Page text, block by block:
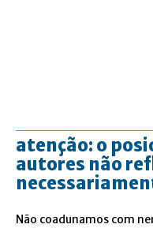
atenção: o
autores não
Não coadunamos com